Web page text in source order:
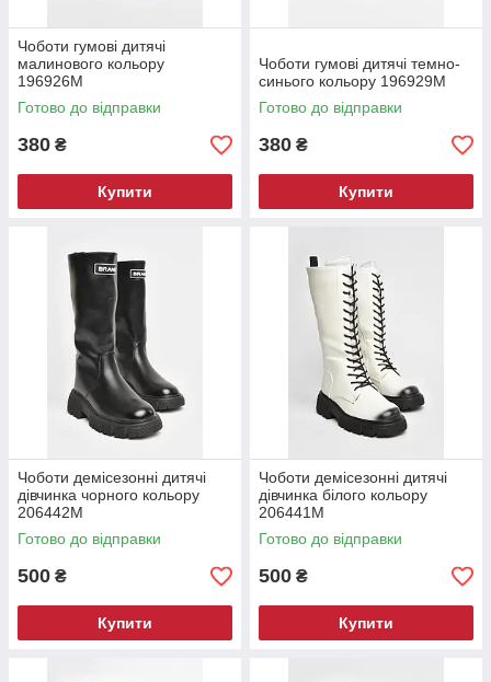
Чоботи гумові дитячі
малинового кольору
196926M
Готово до відправки
380 ₴
Купити
Чоботи гумові дитячі темно-
синього кольору 196929M
Готово до відправки
380 ₴
Купити
Чоботи демісезонні дитячі
дівчинка чорного кольору
206442M
Готово до відправки
500 ₴
Купити
Чоботи демісезонні дитячі
дівчинка білого кольору
206441M
Готово до відправки
500 ₴
Купити